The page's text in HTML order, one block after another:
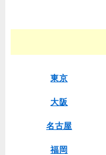
東京
大阪
名古屋
福岡